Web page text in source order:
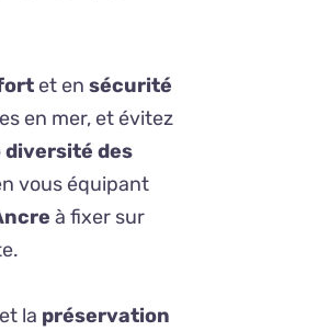
et ensécurité
en mer, et évitez
diversité des
vous équipant
à fixer sur
et la préservation